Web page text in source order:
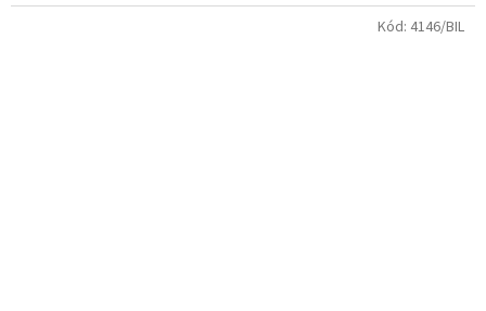
Kód: 4146/BIL